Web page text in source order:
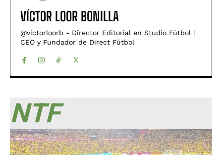
VÍCTOR LOOR BONILLA
@victorloorb - Director Editorial en Studio Fútbol |
CEO y Fundador de Direct Fútbol
NTF